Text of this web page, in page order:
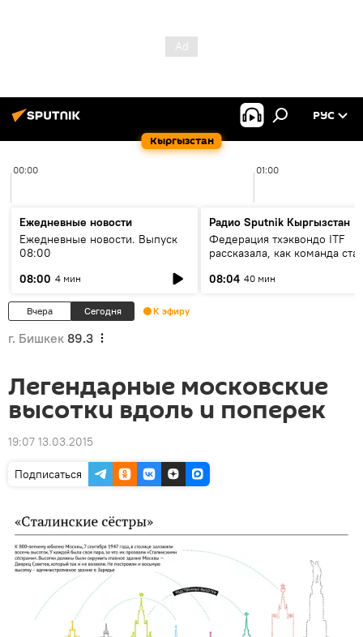
Кыргызстан
РУС
00:00 01:00
Ежедневные новости
Ежедневные новости. Выпуск
08:00
08:00 4 мин
Радио Sputnik Кыргызстан
Федерация тхэквондо ITF
рассказала, как команда
08:04 40 мин
Вчера Сегодня К эфиру
г. Бишкек 89.3
Легендарные московские
высотки вдоль и поперек
19:07 13.03.2015
Подписаться